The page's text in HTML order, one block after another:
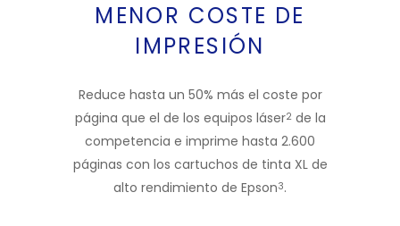
MENOR COSTE DE
IMPRESIÓN
Reduce hasta un 50% más el coste por
página que el de los equipos láser2de la
competencia e imprime hasta 2.600
páginas con los cartuchos de tinta XL de
alto rendimiento de Epson3.